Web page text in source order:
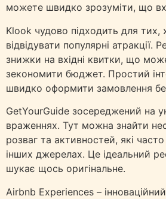
можете швидко зрозуміти, що
Klook чудово підходить для тих,
відвідувати популярні атракції.
знижки на вхідні квитки, що
зекономити бюджет. Простий
швидко оформити замовлення
GetYourGuide зосереджений на
враженнях. Тут можна знайти
розваг та активностей, які
інших джерелах. Це ідеальний
шукає щось оригінальне.
Airbnb Experiences –